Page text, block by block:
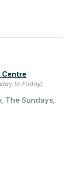
Centre
to Friday)
The Sundays,